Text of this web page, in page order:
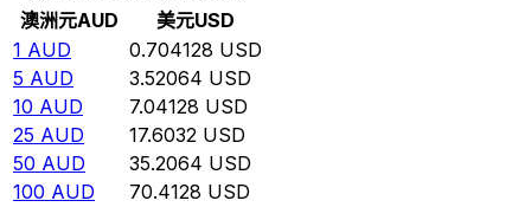
澳洲元AUD 美元USD
1 AUD 0.704128 USD
5 AUD 3.52064 USD
10 AUD 7.04128 USD
25 AUD 17.6032 USD
50 AUD 35.2064 USD
100 AUD 70.4128 USD